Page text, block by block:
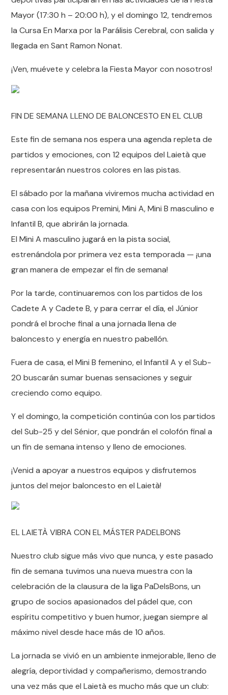
Mayor (17:30 h – 20:00 h), y el domingo 12, tendremos
la Cursa En Marxa por la Parálisis Cerebral, con salida y
llegada en Sant Ramon Nonat.
¡Ven, muévete y celebra la Fiesta Mayor con nosotros!
FIN DE SEMANA LLENO DE BALONCESTO EN EL CLUB
Este fin de semana nos espera una agenda repleta de
partidos y emociones, con 12 equipos del Laietà que
representarán nuestros colores en las pistas.
El sábado por la mañana viviremos mucha actividad en
casa con los equipos Premini, Mini A, Mini B masculino e
Infantil B, que abrirán la jornada.
El Mini A masculino jugará en la pista social,
estrenándola por primera vez esta temporada — ¡una
gran manera de empezar el fin de semana!
Por la tarde, continuaremos con los partidos de los
Cadete A y Cadete B, y para cerrar el día, el Júnior
pondrá el broche final a una jornada llena de
baloncesto y energía en nuestro pabellón.
Fuera de casa, el Mini B femenino, el Infantil A y el Sub-
20 buscarán sumar buenas sensaciones y seguir
creciendo como equipo.
Y el domingo, la competición continúa con los partidos
del Sub-25 y del Sénior, que pondrán el colofón final a
un fin de semana intenso y lleno de emociones.
¡Venid a apoyar a nuestros equipos y disfrutemos
juntos del mejor baloncesto en el Laietà!
EL LAIETÀ VIBRA CON EL MÁSTER PADELBONS
Nuestro club sigue más vivo que nunca, y este pasado
fin de semana tuvimos una nueva muestra con la
celebración de la clausura de la liga PaDelsBons, un
grupo de socios apasionados del pádel que, con
espíritu competitivo y buen humor, juegan siempre al
máximo nivel desde hace más de 10 años.
La jornada se vivió en un ambiente inmejorable, lleno de
alegría, deportividad y compañerismo, demostrando
una vez más que el Laietà es mucho más que un club: